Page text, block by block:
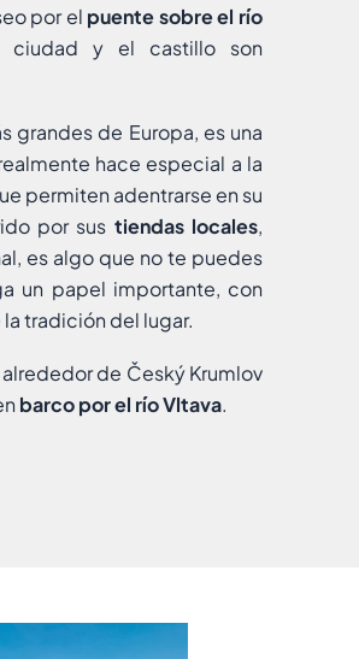
por el puente sobre el río
ciudad y el castillo son
grandes de Europa, es una
hace especial a la
permiten adentrarse en su
por sus tiendas locales,
es algo que no te puedes
un papel importante, con
tradición del lugar.
alrededor de Český Krumlov
barco por el río Vltava.